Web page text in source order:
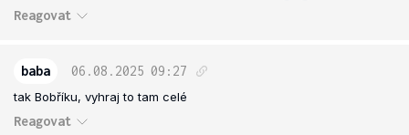
Reagovat
baba 06.08.2025 09:27
tak Bobříku, vyhraj to tam celé
Reagovat